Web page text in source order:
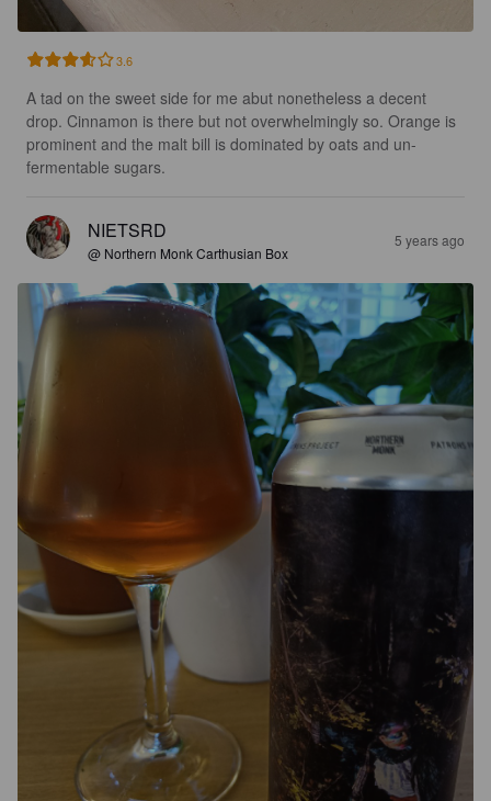
3.6
A tad on the sweet side for me abut nonetheless a decent
drop. Cinnamon is there but not overwhelmingly so. Orange is
prominent and the malt bill is dominated by oats and un-
fermentable sugars.
NIETSRD
@ Northern Monk Carthusian Box
5 years ago